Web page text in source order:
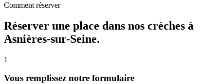
Comment réserver
Réserver une place dans nos crèches à
Asnières-sur-Seine.
1
Vous remplissez notre formulaire